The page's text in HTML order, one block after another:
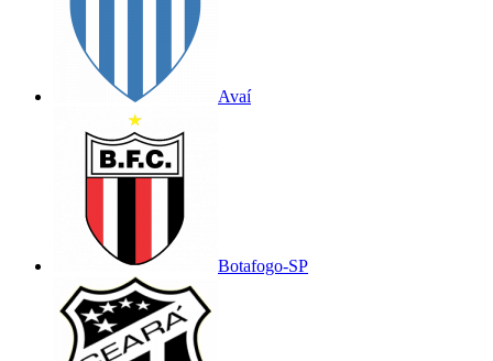
Avaí
Botafogo-SP